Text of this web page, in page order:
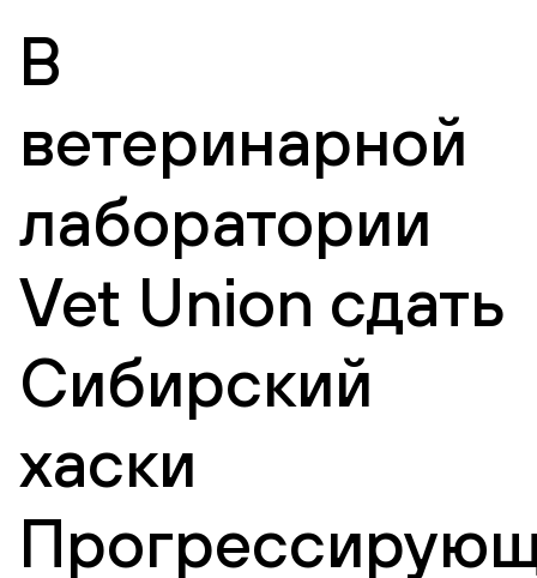
В
ветеринарной
лаборатории
Vet Union сдать
Сибирский
хаски